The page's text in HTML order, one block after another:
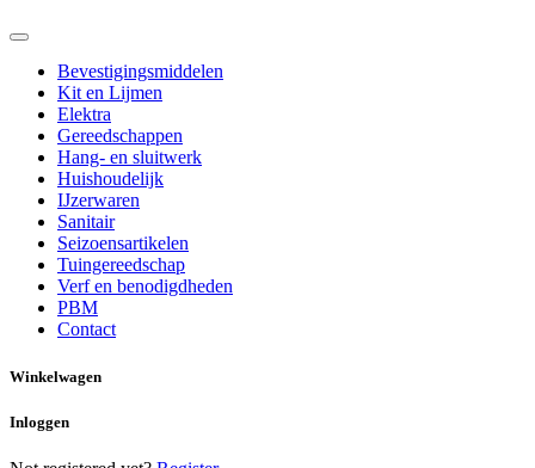
Bevestigingsmiddelen
Kit en Lijmen
Elektra
Gereedschappen
Hang- en sluitwerk
Huishoudelijk
IJzerwaren
Sanitair
Seizoensartikelen
Tuingereedschap
Verf en benodigdheden
PBM
Contact
Winkelwagen
Inloggen